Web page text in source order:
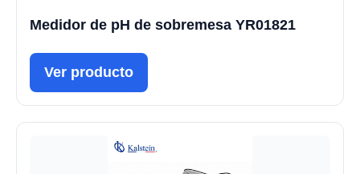
Medidor de pH de sobremesa YR01821
Ver producto